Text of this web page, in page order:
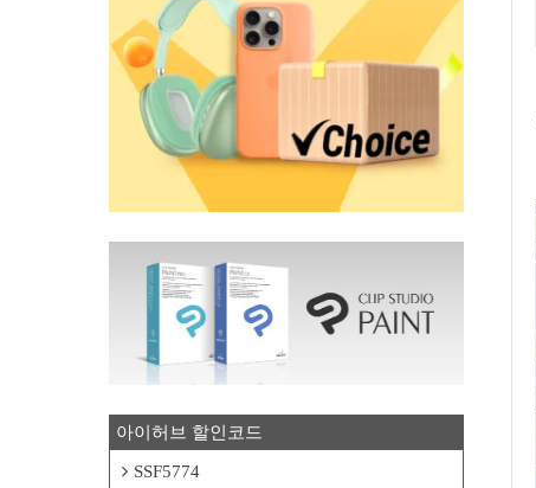
아이허브 할인코드
SSF5774